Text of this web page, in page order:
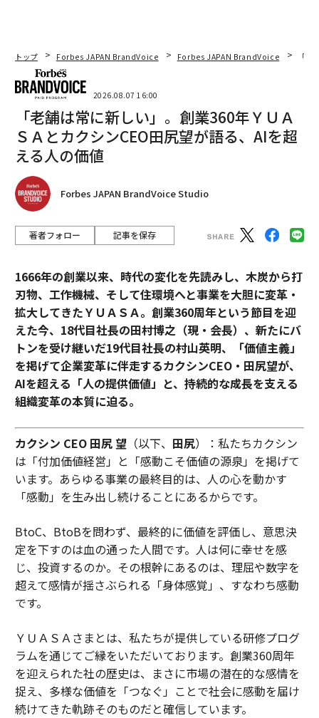
トップ Forbes JAPAN BrandVoice Forbes JAPAN BrandVoice 「
2026.08.07 16:00
「老舗は常に新しい」。創業360年ＹＵＡ
ＳＡとカクシンCEO田尻望が語る、AIを超
える人の価値
Forbes JAPAN BrandVoice Studio
著者フォロー 記事を保存
1666年の創業以来、時代の変化を先読みし、木炭から打
刃物、工作機械、そして住環境へと事業を大胆に変革・
拡大してきたＹＵＡＳＡ。創業360周年という節目を迎
えた今、18代目社長の田村博之（現・会長）、新たにバ
トンを受け継いだ19代目社長の村山英明、「価値主義」
を掲げて企業変革に伴走するカクシンCEO・田尻望が、
AIを超える「人の提供価値」と、持続的な成長を支える
組織変革の本質に迫る。
カクシン CEO 田尻 望（以下、 田尻）：私たちカクシン
は「付加価値経営」と「感動こそ価値の源泉」を掲げて
います。あらゆる事業の最終目的は、人の心を動かす
「感動」を生み出し続けることにあるからです。
BtoC、BtoBを問わず、最終的に価値を評価し、意思決
定を下すのは血の通った人間です。人は何に幸せを感
じ、投資するのか。その根幹にあるのは、理屈や数字を
超えて感情が揺さぶられる「身体感覚」、すなわち感動
です。
ＹＵＡＳＡさまとは、私たちが提供している研修プログ
ラムを通じてご縁をいただいております。創業360周年
を迎えられた社の歴史は、まさに市場の潜在的な感情を
捉え、多様な価値を「つなぐ」ことで社会に感動を届け
続けてきた軌跡そのものだと確信しています。